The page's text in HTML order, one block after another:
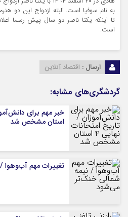
به نام سوفیا است. البته ازدواج این دو
تا اینکه یکتا ناصر دو سال پیش رسما
است.
ارسال : اقتصاد آنلاین
گردشگری‌های مشابه:
استان مشخص شد
تغییرات مهم